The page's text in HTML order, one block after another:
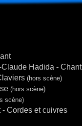
Hadida - Chant
(hors scène)
(hors scène)
scène)
Cordes et cuivres